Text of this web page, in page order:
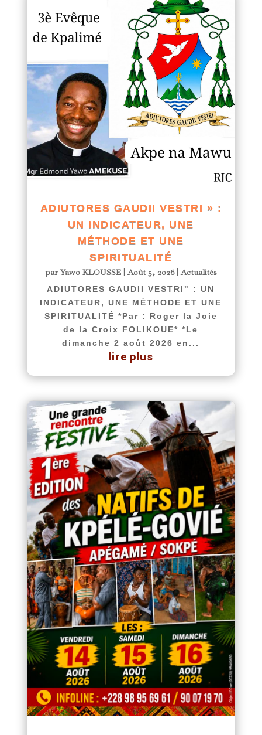
ADIUTORES GAUDII VESTRI » :
UN INDICATEUR, UNE
MÉTHODE ET UNE
SPIRITUALITÉ
parYawo KLOUSSE|Août 5, 2026|Actualités
ADIUTORES GAUDII VESTRI" : UN
INDICATEUR, UNE MÉTHODE ET UNE
SPIRITUALITÉ *Par : Roger la Joie
de la Croix FOLIKOUE* *Le
dimanche 2 août 2026 en...
lire plus